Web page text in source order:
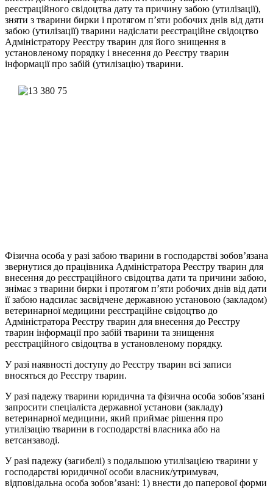
реєстраційного свідоцтва дату та причину забою (утилізації),
зняти з тварини бирки і протягом п’яти робочих днів від дати
забою (утилізації) тварини надіслати реєстраційне свідоцтво
Адміністратору Реєстру тварин для його знищення в
установленому порядку і внесення до Реєстру тварин
інформації про забій (утилізацію) тварини.
Фізична особа у разі забою тварини в господарстві зобов’язана
звернутися до працівника Адміністратора Реєстру тварин для
внесення до реєстраційного свідоцтва дати та причини забою,
знімає з тварини бирки і протягом п’яти робочих днів від дати
її забою надсилає засвідчене державною установою (закладом)
ветеринарної медицини реєстраційне свідоцтво до
Адміністратора Реєстру тварин для внесення до Реєстру
тварин інформації про забій тварини та знищення
реєстраційного свідоцтва в установленому порядку.
У разі наявності доступу до Реєстру тварин всі записи
вносяться до Реєстру тварин.
У разі падежу тварини юридична та фізична особа зобов’язані
запросити спеціаліста державної установи (закладу)
ветеринарної медицини, який приймає рішення про
утилізацію тварини в господарстві власника або на
ветсанзаводі.
У разі падежу (загибелі) з подальшою утилізацією тварини у
господарстві юридичної особи власник/утримувач,
відповідальна особа зобов’язані: 1) внести до паперової форми